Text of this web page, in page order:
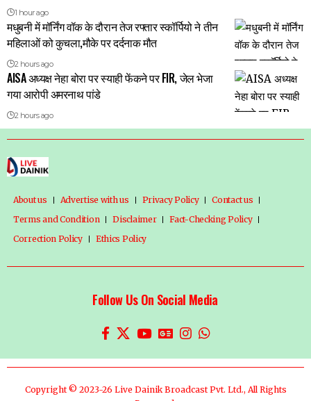
1 hour ago
मधुबनी में मॉर्निंग वॉक के दौरान तेज रफ्तार स्कॉर्पियो ने तीन
महिलाओं को कुचला,मौके पर दर्दनाक मौत
2 hours ago
AISA अध्यक्ष नेहा बोरा पर स्याही फेंकने पर FIR, जेल भेजा
गया आरोपी अमरनाथ पांडे
2 hours ago
About us Advertise with us Privacy Policy
Contact us
Terms and Condition
Disclaimer
Fact-Checking Policy
Correction Policy
Ethics Policy
Follow Us On Social Media
Copyright © 2023-26 Live Dainik Broadcast Pvt. Ltd., All Rights